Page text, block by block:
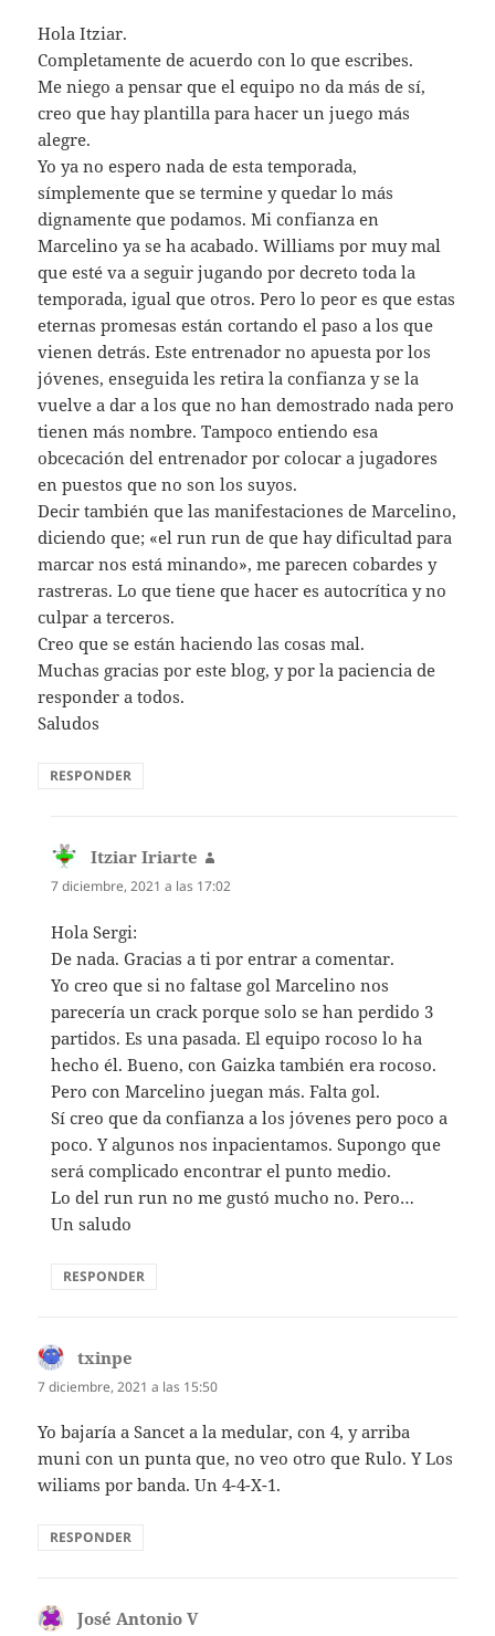
Hola Itziar.
Completamente de acuerdo con lo que escribes.
Me niego a pensar que el equipo no da más de sí,
creo que hay plantilla para hacer un juego más
alegre.
Yo ya no espero nada de esta temporada,
símplemente que se termine y quedar lo más
dignamente que podamos. Mi confianza en
Marcelino ya se ha acabado. Williams por muy mal
que esté va a seguir jugando por decreto toda la
temporada, igual que otros. Pero lo peor es que estas
eternas promesas están cortando el paso a los que
vienen detrás. Este entrenador no apuesta por los
jóvenes, enseguida les retira la confianza y se la
vuelve a dar a los que no han demostrado nada pero
tienen más nombre. Tampoco entiendo esa
obcecación del entrenador por colocar a jugadores
en puestos que no son los suyos.
Decir también que las manifestaciones de Marcelino,
diciendo que; «el run run de que hay dificultad para
marcar nos está minando», me parecen cobardes y
rastreras. Lo que tiene que hacer es autocrítica y no
culpar a terceros.
Creo que se están haciendo las cosas mal.
Muchas gracias por este blog, y por la paciencia de
responder a todos.
Saludos
RESPONDER
Itziar Iriarte
7 diciembre, 2021 a las 17:02
Hola Sergi:
De nada. Gracias a ti por entrar a comentar.
Yo creo que si no faltase gol Marcelino nos
parecería un crack porque solo se han perdido 3
partidos. Es una pasada. El equipo rocoso lo ha
hecho él. Bueno, con Gaizka también era rocoso.
Pero con Marcelino juegan más. Falta gol.
Sí creo que da confianza a los jóvenes pero poco a
poco. Y algunos nos inpacientamos. Supongo que
será complicado encontrar el punto medio.
Lo del run run no me gustó mucho no. Pero…
Un saludo
RESPONDER
txinpe
7 diciembre, 2021 a las 15:50
Yo bajaría a Sancet a la medular, con 4, y arriba
muni con un punta que, no veo otro que Rulo. Y Los
wiliams por banda. Un 4-4-X-1.
RESPONDER
José Antonio Vdice: